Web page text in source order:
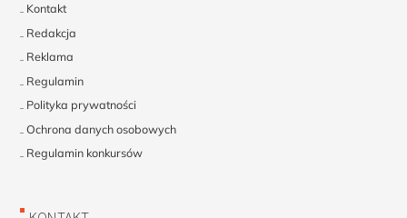
Kontakt
Redakcja
Reklama
Regulamin
Polityka prywatności
Ochrona danych osobowych
Regulamin konkursów